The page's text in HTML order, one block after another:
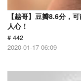
【越哥】豆瓣8.6分，
人心！
# 442
2020-01-17 06:09